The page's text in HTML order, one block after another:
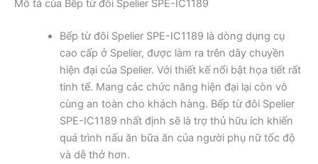
Mô tả của Bếp từ đôi Spelier SPE-IC1189
Bếp từ đôi Spelier SPE-IC1189 là dòng dụng cụ
cao cấp ở Spelier, được làm ra trên dây chuyền
hiện đại của Spelier. Với thiết kế nổi bật họa tiết rất
tinh tế. Mang các chức năng hiện đại lại còn vô
cùng an toàn cho khách hàng. Bếp từ đôi Spelier
SPE-IC1189 nhất định sẽ là trợ thủ hữu ích khiến
quá trình nấu ăn bữa ăn của người phụ nữ tốc độ
và dễ thở hơn.